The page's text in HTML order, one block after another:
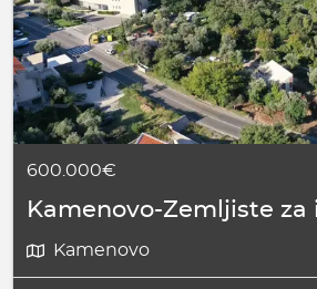
600.000€
Kamenovo-Zemljiste za
Kamenovo